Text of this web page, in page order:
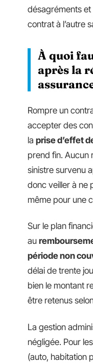
désagréments et
contrat à l’autre
À quoi
après la
Rompre un
accepter des
la prise d’effet
prend fin. Aucun
sinistre survenu
donc veiller à ne
même pour une
Sur le plan
au
période non
délai de trente
bien le montant
être retenus
La gestion
négligée. Pour
(auto, habitation